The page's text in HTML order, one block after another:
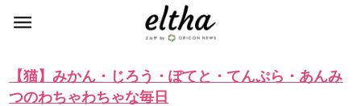
【猫】みかん・じろう・ぽてと・てんぷら・あんみ
つのわちゃわちゃな毎日